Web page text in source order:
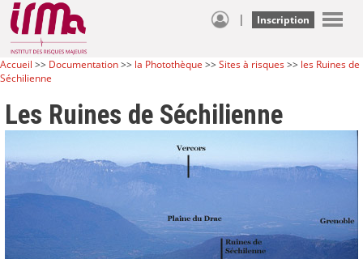
| Inscription
Accueil >> Documentation>> la Photothèque >>Sites à risques>> les Ruines de
Séchilienne
Les Ruines de Séchilienne